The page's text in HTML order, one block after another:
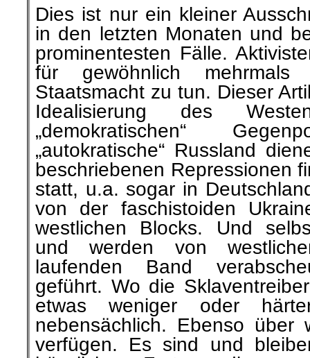
Dies ist nur ein kleiner
in den letzten Monaten und
prominentesten Fälle.
für gewöhnlich
Staatsmacht zu tun. Dieser
Idealisierung des
„demokratischen“
„autokratische“ Russland
beschriebenen Repressionen
statt, u.a. sogar in
von der faschistoiden
westlichen Blocks. Und
und werden von
laufenden Band
geführt. Wo die
etwas weniger oder
nebensächlich. Ebenso über
verfügen. Es sind und